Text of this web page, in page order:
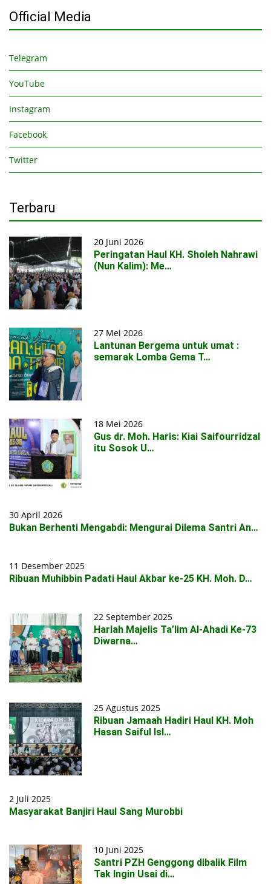
Official Media
Telegram
YouTube
Instagram
Facebook
Twitter
Terbaru
20 Juni 2026
Peringatan Haul KH. Sholeh Nahrawi
(Nun Kalim): Me…
27 Mei 2026
Lantunan Bergema untuk umat :
semarak Lomba Gema T…
18 Mei 2026
Gus dr. Moh. Haris: Kiai Saifourridzal
itu Sosok U…
30 April 2026
Bukan Berhenti Mengabdi: Mengurai Dilema Santri An…
11 Desember 2025
Ribuan Muhibbin Padati Haul Akbar ke-25 KH. Moh. D…
22 September 2025
Harlah Majelis Ta’lim Al-Ahadi Ke-73
Diwarna…
25 Agustus 2025
Ribuan Jamaah Hadiri Haul KH. Moh
Hasan Saiful Isl…
2 Juli 2025
Masyarakat Banjiri Haul Sang Murobbi
10 Juni 2025
Santri PZH Genggong dibalik Film
Tak Ingin Usai di…